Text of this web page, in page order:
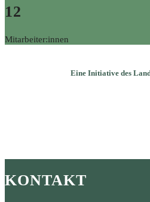
12
Mitarbeiter:innen
Eine Initiative des
KONTAKT